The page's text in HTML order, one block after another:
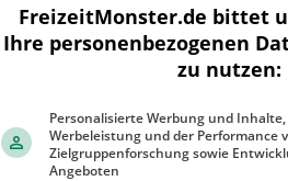
300 m
1000 ft
FreizeitMonster.de bittet
Ihre personenbezogenen
zu nutzen:
Personalisierte Werbung und
Werbeleistung und der Performance
Zielgruppenforschung sowie
Angeboten